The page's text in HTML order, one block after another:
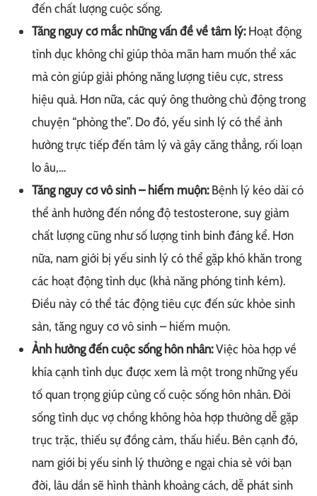
đến chất lượng cuộc sống.
Tăng nguy cơ mắc những vấn đề về tâm lý:Hoạt động
tình dục không chỉ giúp thỏa mãn ham muốn thể xác
mà còn giúp giải phóng năng lượng tiêu cực, stress
hiệu quả. Hơn nữa, các quý ông thường chủ động trong
chuyện “phòng the”. Do đó, yếu sinh lý có thể ảnh
hưởng trực tiếp đến tâm lý và gây căng thẳng, rối loạn
lo âu,…
Tăng nguy cơ vô sinh – hiếm muộn:Bệnh lý kéo dài có
thể ảnh hưởng đến nồng độ testosterone, suy giảm
chất lượng cũng như số lượng tinh binh đáng kể. Hơn
nữa, nam giới bị yếu sinh lý có thể gặp khó khăn trong
các hoạt động tình dục (khả năng phóng tinh kém).
Điều này có thể tác động tiêu cực đến sức khỏe sinh
sản, tăng nguy cơ vô sinh – hiếm muộn.
Ảnh hưởng đến cuộc sống hôn nhân:Việc hòa hợp về
khía cạnh tình dục được xem là một trong những yếu
tố quan trọng giúp củng cố cuộc sống hôn nhân. Đời
sống tình dục vợ chồng không hòa hợp thường dễ gặp
trục trặc, thiếu sự đồng cảm, thấu hiểu. Bên cạnh đó,
nam giới bị yếu sinh lý thường e ngại chia sẻ với bạn
đời, lâu dần sẽ hình thành khoảng cách, dễ phát sinh